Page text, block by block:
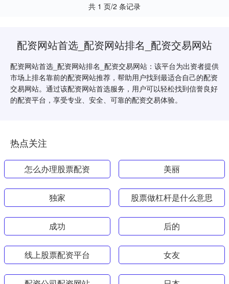
共 1 页/2 条记录
配资网站首选_配资网站排名_配资交易网站
配资网站首选_配资网站排名_配资交易网站：该平台为出资者提供
市场上排名靠前的配资网站推荐，帮助用户找到最适合自己的配资
交易网站。通过该配资网站首选服务，用户可以轻松找到信誉良好
的配资平台，享受专业、安全、可靠的配资交易体验。
热点关注
怎么办理股票配资 美丽
独家 股票做杠杆是什么意思
成功 后的
线上股票配资平台 女友